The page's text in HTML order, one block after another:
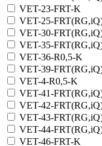
VET-23-FRT-K
VET-25-
VET-30-
VET-35-
VET-36-R0,5-K
VET-39-
VET-4-R0,5-K
VET-41-
VET-42-
VET-43-
VET-44-
VET-46-FRT-K